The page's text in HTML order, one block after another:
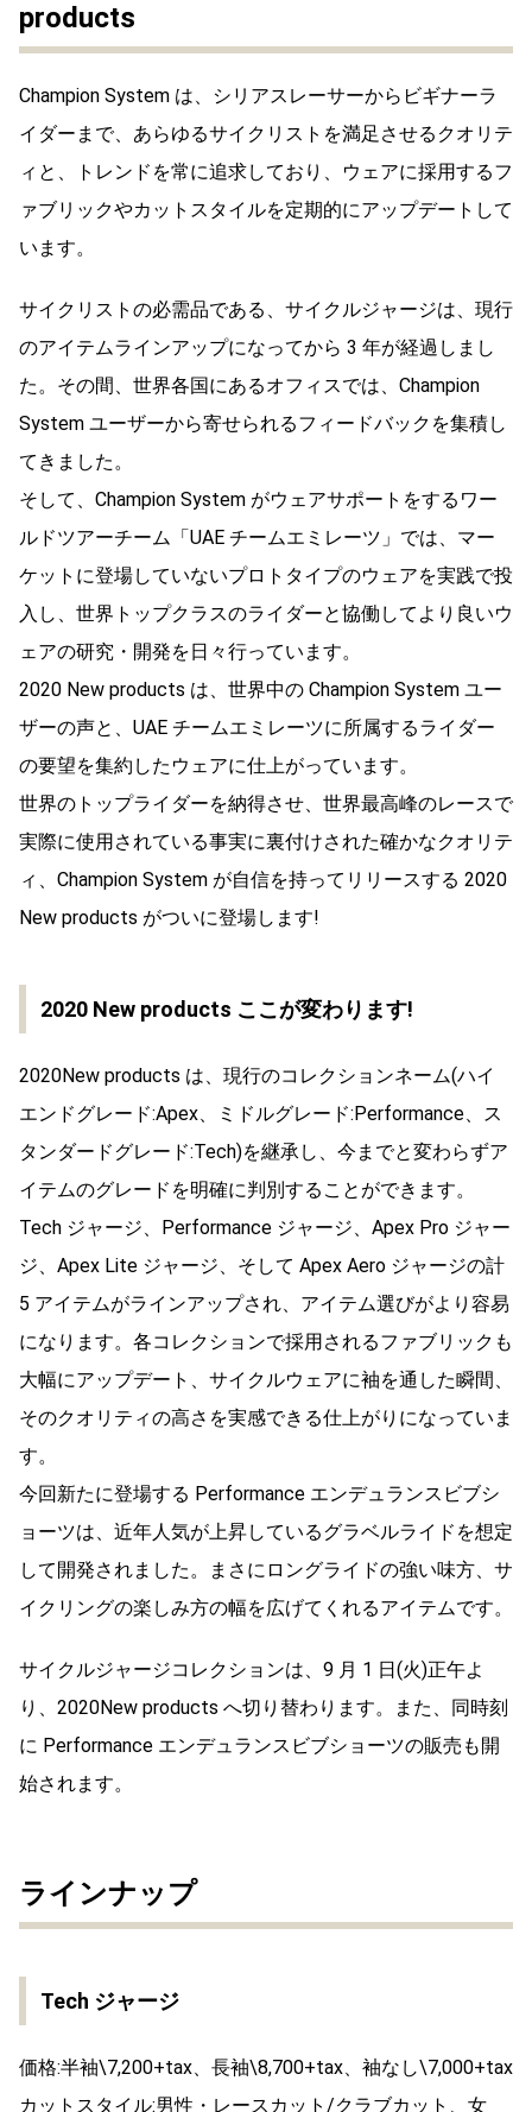
products
Champion System は、シリアスレーサーからビギナーラ
イダーまで、あらゆるサイクリストを満足させるクオリテ
ィと、トレンドを常に追求しており、ウェアに採用するフ
ァブリックやカットスタイルを定期的にアップデートして
います。
サイクリストの必需品である、サイクルジャージは、現行
のアイテムラインアップになってから 3 年が経過しまし
た。その間、世界各国にあるオフィスでは、Champion
System ユーザーから寄せられるフィードバックを集積し
てきました。
そして、Champion System がウェアサポートをするワー
ルドツアーチーム「UAE チームエミレーツ」では、マー
ケットに登場していないプロトタイプのウェアを実践で投
入し、世界トップクラスのライダーと協働してより良いウ
ェアの研究・開発を日々行っています。
2020 New products は、世界中の Champion System ユー
ザーの声と、UAE チームエミレーツに所属するライダー
の要望を集約したウェアに仕上がっています。
世界のトップライダーを納得させ、世界最高峰のレースで
実際に使用されている事実に裏付けされた確かなクオリテ
ィ、Champion System が自信を持ってリリースする 2020
New products がついに登場します!
2020 New products ここが変わります!
2020New products は、現行のコレクションネーム(ハイ
エンドグレード:Apex、ミドルグレード:Performance、ス
タンダードグレード:Tech)を継承し、今までと変わらずア
イテムのグレードを明確に判別することができます。
Tech ジャージ、Performance ジャージ、Apex Pro ジャー
ジ、Apex Lite ジャージ、そして Apex Aero ジャージの計
5 アイテムがラインアップされ、アイテム選びがより容易
になります。各コレクションで採用されるファブリックも
大幅にアップデート、サイクルウェアに袖を通した瞬間、
そのクオリティの高さを実感できる仕上がりになっていま
す。
今回新たに登場する Performance エンデュランスビブシ
ョーツは、近年人気が上昇しているグラベルライドを想定
して開発されました。まさにロングライドの強い味方、サ
イクリングの楽しみ方の幅を広げてくれるアイテムです。
サイクルジャージコレクションは、9 月 1 日(火)正午よ
り、2020New products へ切り替わります。また、同時刻
に Performance エンデュランスビブショーツの販売も開
始されます。
ラインナップ
Tech ジャージ
価格:半袖\7,200+tax、長袖\8,700+tax、袖なし\7,000+tax
カットスタイル:男性・レースカット/クラブカット、女